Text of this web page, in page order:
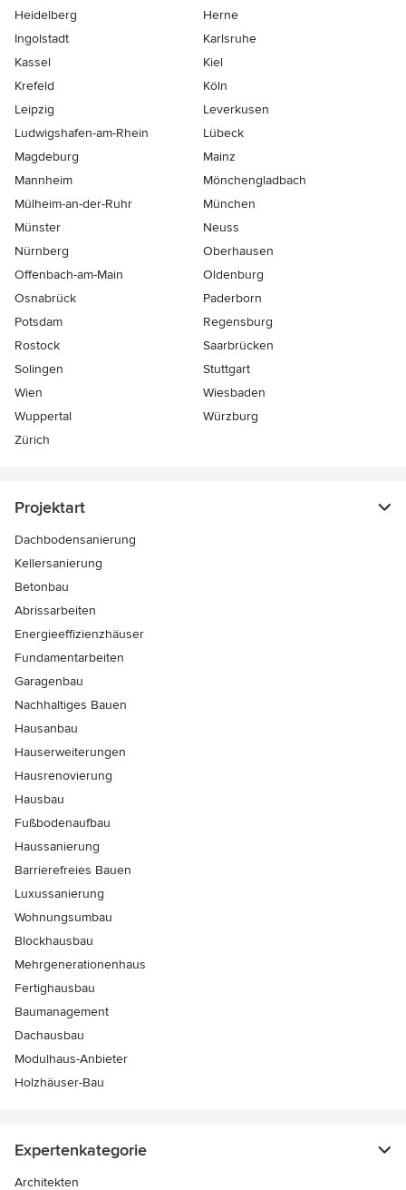
Heidelberg
Herne
Ingolstadt
Karlsruhe
Kassel
Kiel
Krefeld
Köln
Leipzig
Leverkusen
Ludwigshafen-am-Rhein
Lübeck
Magdeburg
Mainz
Mannheim
Mönchen­gladbach
Mülheim-an-der-Ruhr
München
Münster
Neuss
Nürnberg
Oberhausen
Offenbach-am-Main
Oldenburg
Osnabrück
Paderborn
Potsdam
Regensburg
Rostock
Saarbrücken
Solingen
Stuttgart
Wien
Wiesbaden
Wuppertal
Würzburg
Zürich
Projektart
Dachbodensanierung
Kellersanierung
Betonbau
Abrissarbeiten
Energieeffizienzhäuser
Fundamentarbeiten
Garagenbau
Nachhaltiges Bauen
Hausanbau
Hauserweiterungen
Hausrenovierung
Hausbau
Fußbodenaufbau
Haussanierung
Barrierefreies Bauen
Luxussanierung
Wohnungsumbau
Blockhausbau
Mehrgenerationenhaus
Fertighausbau
Baumanagement
Dachausbau
Modulhaus-Anbieter
Holzhäuser-Bau
Expertenkategorie
Architekten